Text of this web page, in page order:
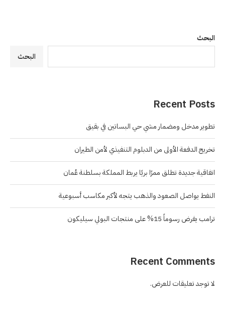
البحث
البحث
Recent Posts
تطوير مدخل ومضمار مشي حي البساتين في بقيق
تخريج الدفعة الأولى من الدبلوم التنفيذي لأمن الطيران
اتفاقية جديدة تطلق ممرًا بريًا يربط المملكة بسلطنة عُمان
النفط يواصل الصعود والذهب يتجه لأكبر مكاسب أسبوعية
ترامب يفرض رسوماً 15% على منتجات البولي سيليكون
Recent Comments
لا توجد تعليقات للعرض.